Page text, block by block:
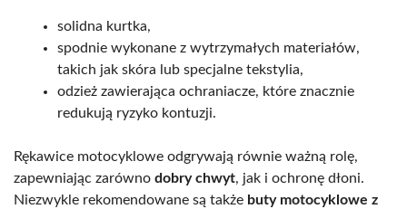
solidna kurtka,
spodnie wykonane z wytrzymałych materiałów,
takich jak skóra lub specjalne tekstylia,
odzież zawierająca ochraniacze, które znacznie
redukują ryzyko kontuzji.
Rękawice motocyklowe odgrywają równie ważną rolę,
zapewniając zarówno dobry chwyt, jak i ochronę dłoni.
Niezwykle rekomendowane są także buty motocyklowe z